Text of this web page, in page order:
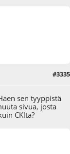
#3335
sen tyyppistä
sivua, josta
CKlta?